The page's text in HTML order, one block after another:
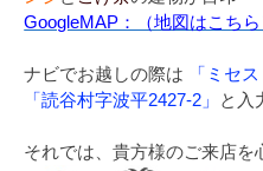
GoogleMAP：（地図はこちら
ナビでお越しの際は 「ミセ
「読谷村字波平2427-2」
と入
それでは、貴方様のご来店を